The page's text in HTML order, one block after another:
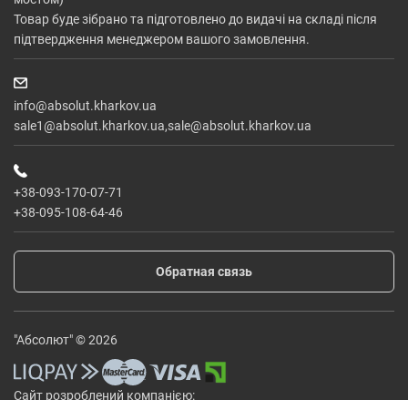
Товар буде зібрано та підготовлено до видачі на складі після
підтвердження менеджером вашого замовлення.
info@absolut.kharkov.ua
sale1@absolut.kharkov.ua,sale@absolut.kharkov.ua
+38-093-170-07-71
+38-095-108-64-46
Обратная связь
Сайт розроблений компанією:
"Абсолют" © 2026